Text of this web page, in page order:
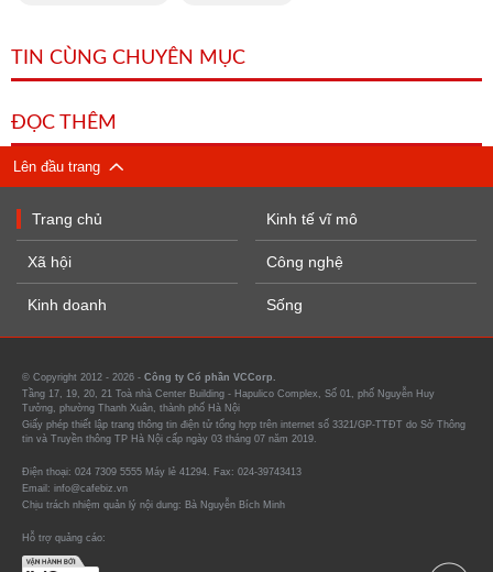
TIN CÙNG CHUYÊN MỤC
ĐỌC THÊM
Lên đầu trang
Trang chủ
Xã hội
Kinh doanh
Kinh tế vĩ mô
Công nghệ
Sống
© Copyright 2012 - 2026 - Công ty Cổ phần VCCorp.
Tầng 17, 19, 20, 21 Toà nhà Center Building - Hapulico Complex, Số 01, phố Nguyễn Huy
Tưởng, phường Thanh Xuân, thành phố Hà Nội
Giấy phép thiết lập trang thông tin điện tử tổng hợp trên internet số 3321/GP-TTĐT do Sở Thông
tin và Truyền thông TP Hà Nội cấp ngày 03 tháng 07 năm 2019.
Điện thoại: 024 7309 5555 Máy lẻ 41294. Fax: 024-39743413
Email: info@cafebiz.vn
Chịu trách nhiệm quản lý nội dung: Bà Nguyễn Bích Minh
Hỗ trợ quảng cáo: